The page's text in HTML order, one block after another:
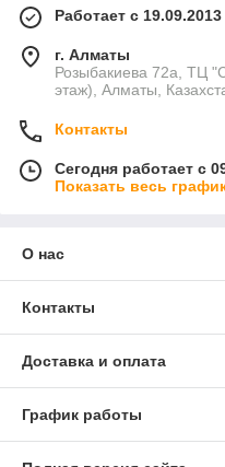
Работает с 19.09.2013
г. Алматы
Розыбакиева 72а, ТЦ
этаж), Алматы,
Контакты
Сегодня работает с
Показать весь
О нас
Контакты
Доставка и оплата
График работы